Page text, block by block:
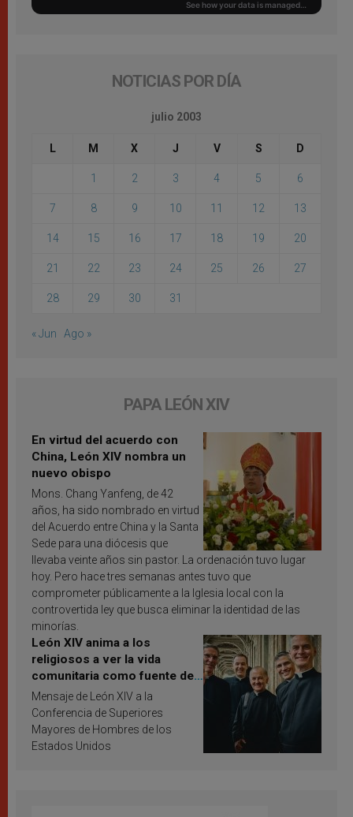
NOTICIAS POR DÍA
julio 2003
L M X J V S D
1 2 3 4 5 6
7 8 9 10 11 12 13
14 15 16 17 18 19 20
21 22 23 24 25 26 27
28 29 30 31
« Jun Ago »
PAPA LEÓN XIV
En virtud del acuerdo con
China, León XIV nombra un
nuevo obispo
Mons. Chang Yanfeng, de 42
años, ha sido nombrado en virtud
del Acuerdo entre China y la Santa
Sede para una diócesis que
llevaba veinte años sin pastor. La ordenación tuvo lugar
hoy. Pero hace tres semanas antes tuvo que
comprometer públicamente a la Iglesia local con la
controvertida ley que busca eliminar la identidad de las
minorías.
León XIV anima a los
religiosos a ver la vida
comunitaria como fuente de
inspiración y santificación
Mensaje de León XIV a la
Conferencia de Superiores
Mayores de Hombres de los
Estados Unidos